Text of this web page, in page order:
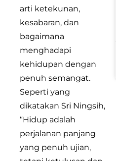
arti ketekunan,
kesabaran, dan
bagaimana
menghadapi
kehidupan dengan
penuh semangat.
Seperti yang
dikatakan Sri Ningsih,
“Hidup adalah
perjalanan panjang
yang penuh ujian,